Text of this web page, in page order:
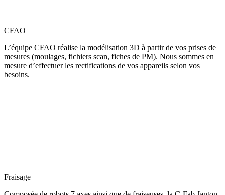
CFAO
L’équipe CFAO réalise la modélisation 3D à partir de vos prises de
mesures (moulages, fichiers scan, fiches de PM). Nous sommes en
mesure d’effectuer les rectifications de vos appareils selon vos
besoins.
Fraisage